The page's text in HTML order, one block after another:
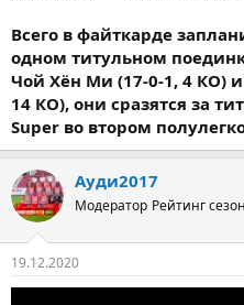
Всего в файткарде
одном титульном
Чой Хён Ми (17-0-1, 4 КО)
14 КО), они сразятся за
Super во втором
Ауди2017
Модератор Рейтинг
19.12.2020